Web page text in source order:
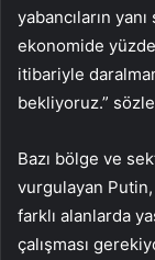
yabancıların
ekonomide
itibariyle
bekliyoruz.”
Bazı bölge ve
vurgulayan Putin,
farklı alanlarda
çalışması